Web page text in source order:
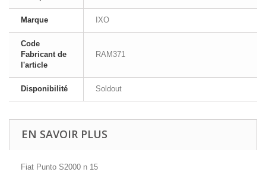
Marque IXO
Code
Fabricant de
l'article
RAM371
Disponibilité Soldout
EN SAVOIR PLUS
Fiat Punto S2000 n 15